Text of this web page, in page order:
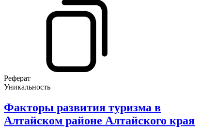
Реферат
Уникальность
Факторы развития туризма в
Алтайском районе Алтайского края